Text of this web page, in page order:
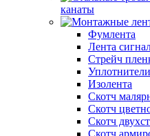
канаты
Фумлента
Лента
Стрейч
Уплотнители
Изолента
Скотч
Скотч
Скотч
Скотч